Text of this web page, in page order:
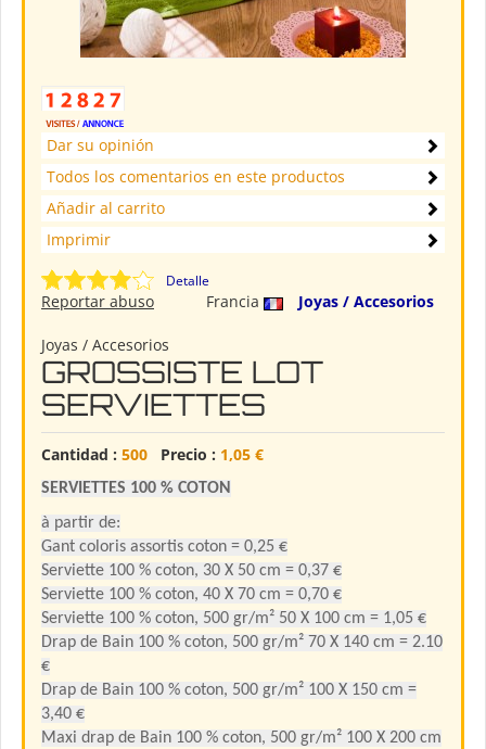
Dar su opinión
Todos los comentarios en este productos
Añadir al carrito
Imprimir
Detalle
Francia Joyas / Accesorios
Reportar abuso
Joyas / Accesorios
GROSSISTE LOT
SERVIETTES
Cantidad : 500 Precio : 1,05 €
SERVIETTES 100 % COTON
à partir de:
Gant coloris assortis coton = 0,25 €
Serviette 100 % coton, 30 X 50 cm = 0,37 €
Serviette 100 % coton, 40 X 70 cm = 0,70 €
Serviette 100 % coton, 500 gr/m² 50 X 100 cm = 1,05 €
Drap de Bain 100 % coton, 500 gr/m² 70 X 140 cm = 2.10
€
Drap de Bain 100 % coton, 500 gr/m² 100 X 150 cm =
3,40 €
Maxi drap de Bain 100 % coton, 500 gr/m² 100 X 200 cm